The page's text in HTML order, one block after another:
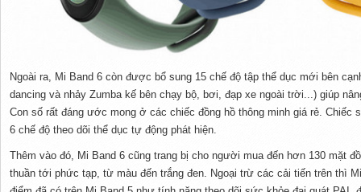
Ngoài ra, Mi Band 6 còn được bổ sung 15 chế độ tập thể dục mới bên
dancing và nhảy Zumba kế bên chạy bộ, bơi, đạp xe ngoài trời...) giúp
Con số rất đáng ước mong ở các chiếc đồng hồ thông minh giá rẻ. Chiếc
6 chế độ theo dõi thể dục tự động phát hiện.
Thêm vào đó, Mi Band 6 cũng trang bị cho người mua đến hơn 130 mặt
thuần tới phức tạp, từ màu đến trắng đen. Ngoại trừ các cải tiến trên thì